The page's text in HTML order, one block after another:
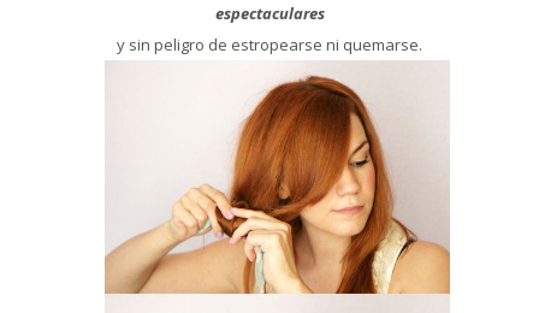
espectaculares
y sin peligro de estropearse ni quemarse.